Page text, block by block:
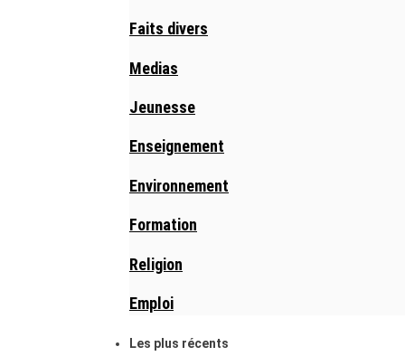
Faits divers
Medias
Jeunesse
Enseignement
Environnement
Formation
Religion
Emploi
Les plus récents